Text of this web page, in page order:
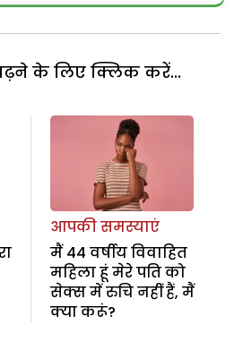
के लिए क्लिक करें...
आपकी समस्याएं
मैं 44 वर्षीय विवाहित
महिला हूं मेरे पति को
सेक्स में रुचि नहीं हैं, मैं
क्या करूं?